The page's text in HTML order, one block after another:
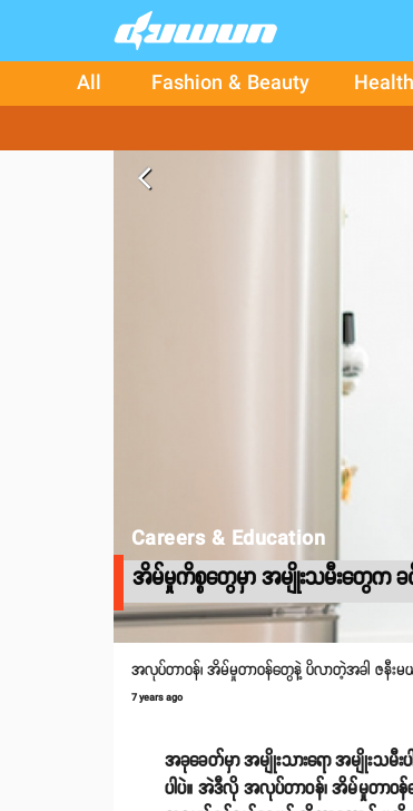
All
Fashion & Beauty
arrow_back_ios
Careers & Education
အိမ်မှုကိစ္စတွေမှာ အမျိုးသမီးတွေ
အလုပ်တာဝန်၊ အိမ်မှုတာဝန်တွေနဲ့ ပိလာတဲ့အခါ ဇနီး
7 years ago
အခုခေတ်မှာ အမျိုးသားရော အမျိုး
ပါပဲ။ အဲဒီလို အလုပ်တာဝန်၊ အိမ်မှုတာဝ